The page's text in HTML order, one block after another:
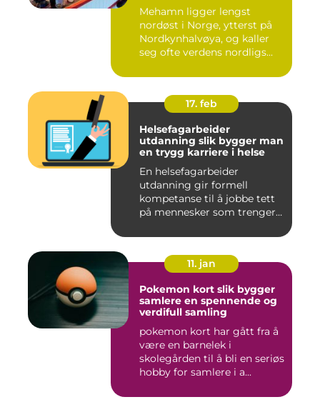
Mehamn ligger lengst
nordøst i Norge, ytterst på
Nordkynhalvøya, og kaller
seg ofte verdens nordligs...
17. feb
Helsefagarbeider
utdanning slik bygger man
en trygg karriere i helse
En helsefagarbeider
utdanning gir formell
kompetanse til å jobbe tett
på mennesker som trenger
11. jan
Pokemon kort slik bygger
samlere en spennende og
verdifull samling
pokemon kort har gått fra å
være en barnelek i
skolegården til å bli en seriøs
hobby for samlere i a...